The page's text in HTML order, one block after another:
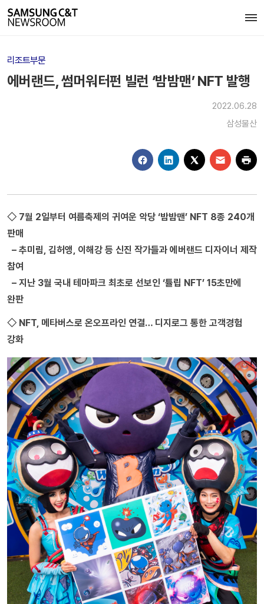
리조트부문
에버랜드, 썸머워터펀 빌런 ‘밤밤맨’ NFT 발행
2022.06.28
삼성물산
◇ 7월 2일부터 여름축제의 귀여운 악당 ‘밤밤맨’ NFT 8종 240개
판매
– 추미림, 김허앵, 이해강 등 신진 작가들과 에버랜드 디자이너 제작
참여
– 지난 3월 국내 테마파크 최초로 선보인 ‘튤립 NFT’ 15초만에
완판
◇ NFT, 메타버스로 온오프라인 연결… 디지로그 통한 고객경험
강화